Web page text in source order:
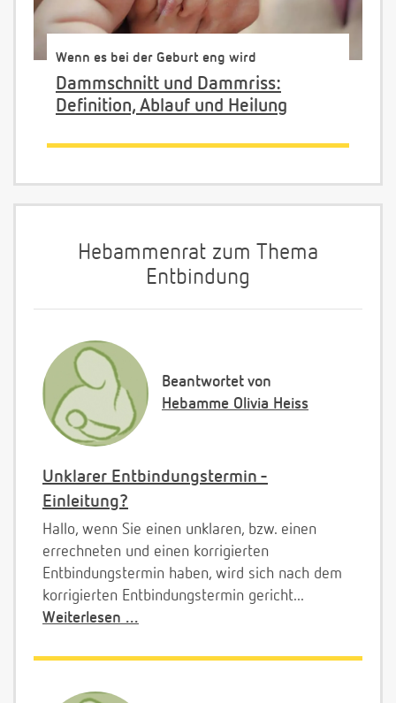
Wenn es bei der Geburt eng wird
Dammschnitt und Dammriss:
Definition, Ablauf und Heilung
Hebammenrat zum Thema
Entbindung
Beantwortet von
Hebamme Olivia Heiss
Unklarer Entbindungstermin -
Einleitung?
Hallo, wenn Sie einen unklaren, bzw. einen
errechneten und einen korrigierten
Entbindungstermin haben, wird sich nach dem
korrigierten Entbindungstermin gericht...
Weiterlesen ...